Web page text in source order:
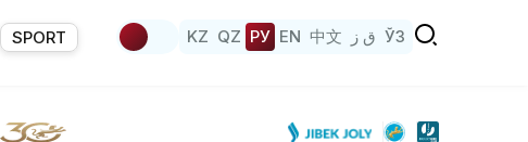
SPORT KZ QZ РУ EN 中文 ق ز ЎЗ